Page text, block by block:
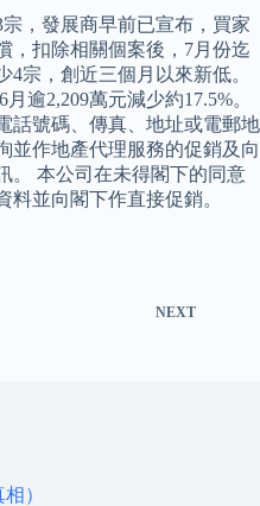
，發展商早前已宣布，買家
，扣除相關個案後，7月份迄
宗，創近三個月以來新低。
逾2,209萬元減少約17.5%。
話號碼、傳真、地址或電郵地
並作地產代理服務的促銷及向
。 本公司在未得閣下的同意
並向閣下作直接促銷。
NEXT
）